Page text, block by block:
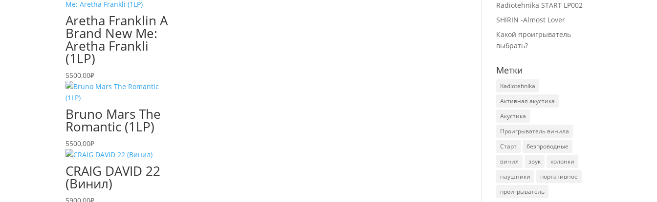
Aretha Franklin A
Brand New Me:
Aretha Frankli
(1LP)
5500,00₽
Bruno Mars The
Romantic (1LP)
5500,00₽
CRAIG DAVID 22
(Винил)
Radiotehnika START LP002
SHIRIN -Almost Lover
Какой проигрыватель
выбрать?
Метки
Radiotehnika
Активная акустика
Акустика
Проигрыватель винила
Старт
безпроводные
винил
звук
колонки
наушники
портативное
проигрыватель